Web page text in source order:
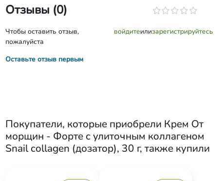
Отзывы (0)
Чтобы оставить отзыв,
пожалуйста
войдитеилизарегистрируйтесь
Оставьте отзыв первым
Покупатели, которые приобрели Крем От
морщин - Форте с улиточным коллагеном
Snail collagen (дозатор), 30 г, также купили